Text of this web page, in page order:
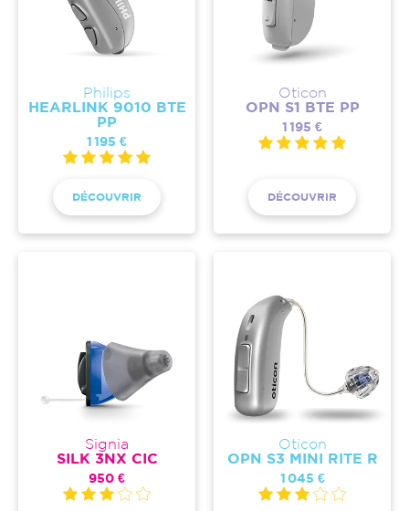
Philips
HEARLINK 9010 BTE
PP
1 195 €
DÉCOUVRIR
Oticon
OPN S1 BTE PP
1 195 €
DÉCOUVRIR
Signia
SILK 3NX CIC
950 €
Oticon
OPN S3 MINI RITE R
1 045 €